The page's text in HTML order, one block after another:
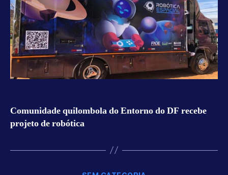
Comunidade quilombola do Entorno do DF recebe
projeto de robótica